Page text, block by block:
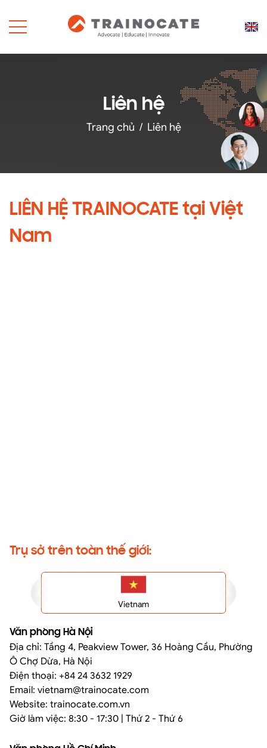
Liên hệ
Trang chủ / Liên hệ
LIÊN HỆ TRAINOCATE tại Việt
Nam
Trụ sở trên toàn thế giới:
Vietnam
Văn phòng Hà Nội
Địa chỉ: Tầng 4, Peakview Tower, 36 Hoàng Cầu, Phường
Ô Chợ Dừa, Hà Nội
Điện thoại: +84 24 3632 1929
Email: vietnam@trainocate.com​
Website: trainocate.com.vn
Giờ làm việc: 8:30 - 17:30 | Thứ 2 - Thứ 6